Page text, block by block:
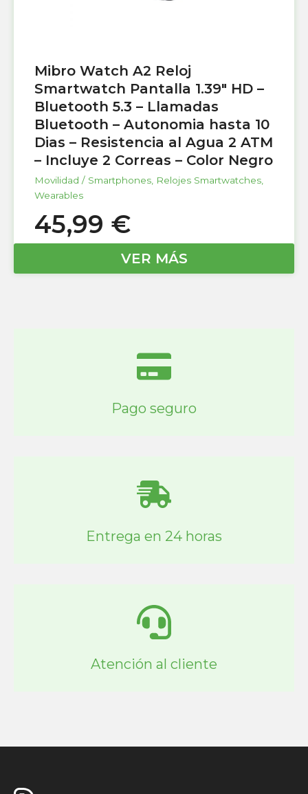
Mibro Watch A2 Reloj
Smartwatch Pantalla 1.39″ HD –
Bluetooth 5.3 – Llamadas
Bluetooth – Autonomia hasta 10
Dias – Resistencia al Agua 2 ATM
– Incluye 2 Correas – Color Negro
Movilidad / Smartphones Relojes Smartwatches
Wearables
45,99 €
VER MÁS
Pago seguro
Entrega en 24 horas
Atención al cliente